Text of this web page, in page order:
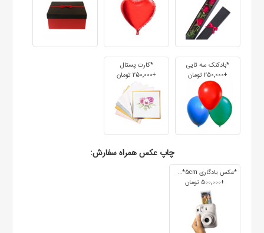
*بادکنک سه تایی
+250٬000 تومان
*کارت پستال
+250٬000 تومان
چاپ عکس همراه سفارش:
*عکس یادگاری 7cm*5cm
+500٬000 تومان